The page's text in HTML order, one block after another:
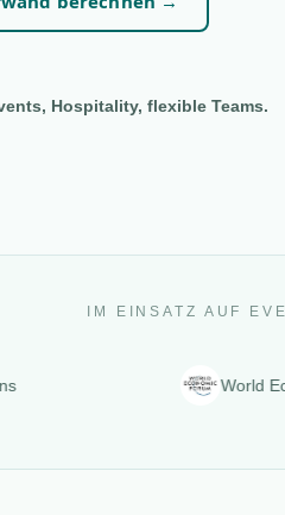
Hospitality, flexible Teams.
IM EINSATZ AUF
World Economic